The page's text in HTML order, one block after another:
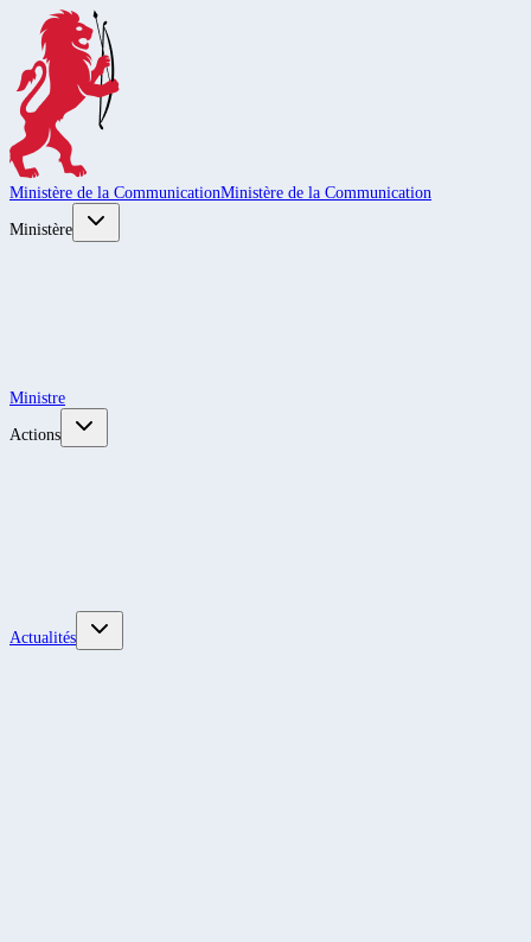
Ministère de la CommunicationMinistère de la Communication
Ministère
Ministre
Actions
Actualités